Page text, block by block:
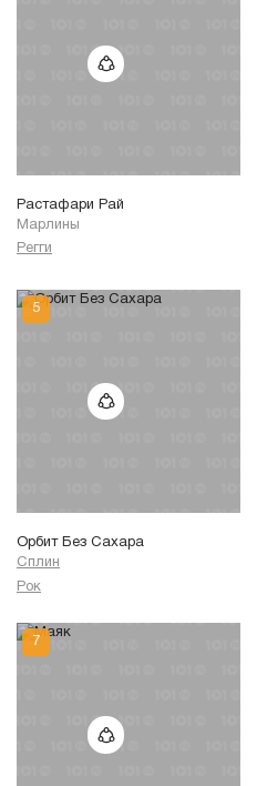
Растафари Рай
Марлины
Регги
Орбит Без Сахара
Сплин
Рок